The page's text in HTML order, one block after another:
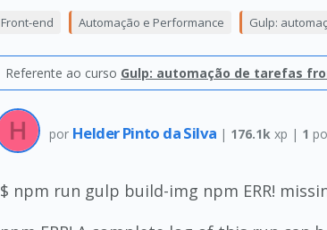
Front-end Automação e Performance Gulp:
Referente ao curso Gulp: automação de tarefas
por Helder Pinto da Silva | 176.1k xp | 1
$ npm run gulp build-img npm ERR!